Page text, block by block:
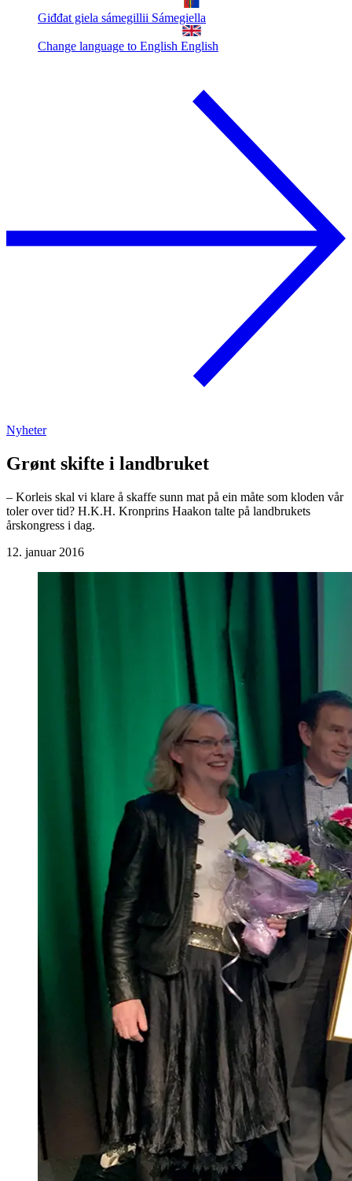
Giđđat giela sámegillii Sámegiella
Change language to English English
Nyheter
Grønt skifte i landbruket
– Korleis skal vi klare å skaffe sunn mat på ein måte som kloden vår
toler over tid? H.K.H. Kronprins Haakon talte på landbrukets
årskongress i dag.
12. januar 2016